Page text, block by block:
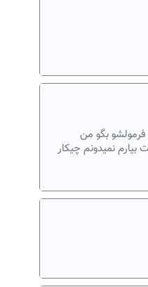
بگو من
به دست بیارم نمیدونم چیکار